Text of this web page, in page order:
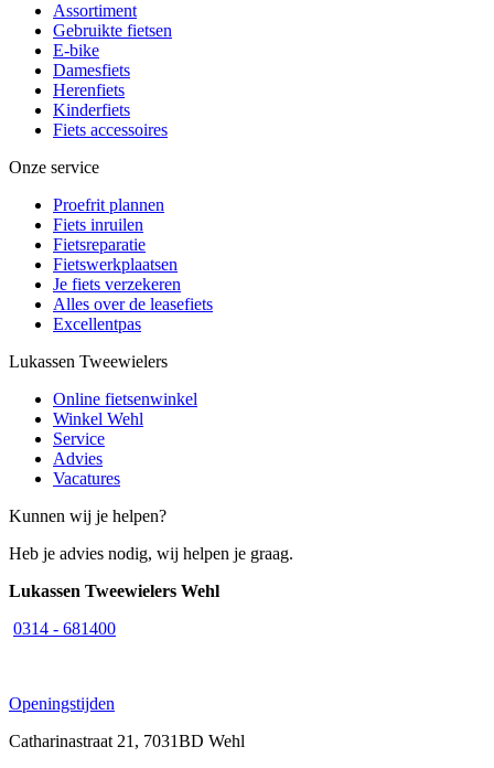
Assortiment
Gebruikte fietsen
E-bike
Damesfiets
Herenfiets
Kinderfiets
Fiets accessoires
Onze service
Proefrit plannen
Fiets inruilen
Fietsreparatie
Fietswerkplaatsen
Je fiets verzekeren
Alles over de leasefiets
Excellentpas
Lukassen Tweewielers
Online fietsenwinkel
Winkel Wehl
Service
Advies
Vacatures
Kunnen wij je helpen?
Heb je advies nodig, wij helpen je graag.
Lukassen Tweewielers Wehl
0314 - 681400
Openingstijden
Catharinastraat 21, 7031BD Wehl